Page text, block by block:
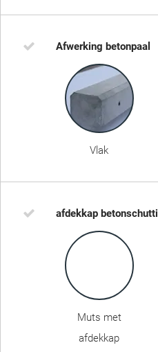
Afwerking betonpaal
Vlak
afdekkap
Muts met
afdekkap